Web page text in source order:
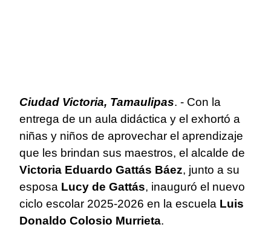
Ciudad Victoria, Tamaulipas. - Con la
entrega de un aula didáctica y el exhortó a
niñas y niños de aprovechar el aprendizaje
que les brindan sus maestros, el alcalde de
Victoria Eduardo Gattás Báez, junto a su
esposa Lucy de Gattás, inauguró el nuevo
ciclo escolar 2025-2026 en la escuela Luis
Donaldo Colosio Murrieta.